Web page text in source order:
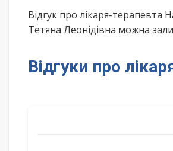
Відгук про лікаря-терапевта
Тетяна Леонідівна можна
Відгуки про